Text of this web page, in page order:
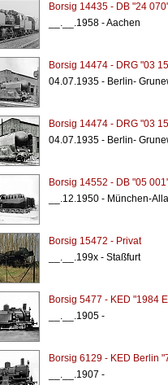
Borsig 14435 - DB "24
__.__.1958 - Aachen
Borsig 14474 - DRG "03
04.07.1935 - Berlin-
Borsig 14474 - DRG "03
04.07.1935 - Berlin-
Borsig 14552 - DB "05
__.12.1950 - München-
Borsig 15472 - Privat
__.__.199x - Staßfurt
Borsig 5477 - KED "1984
__.__.1905 -
Borsig 6129 - KED Berlin
__.__.1907 -